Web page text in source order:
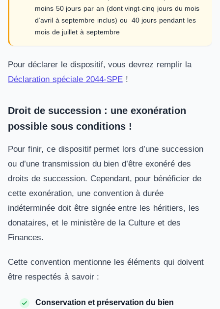
moins 50 jours par an (dont vingt-cinq jours du mois
d’avril à septembre inclus) ou 40 jours pendant les
mois de juillet à septembre
Pour déclarer le dispositif, vous devrez remplir la
Déclaration spéciale 2044-SPE!
Droit de succession : une exonération
possible sous conditions !
Pour finir, ce dispositif permet lors d’une succession
ou d’une transmission du bien d’être exonéré des
droits de succession. Cependant, pour bénéficier de
cette exonération, une convention à durée
indéterminée doit être signée entre les héritiers, les
donataires, et le ministère de la Culture et des
Finances.
Cette convention mentionne les éléments qui doivent
être respectés à savoir :
Conservation et préservation du bien